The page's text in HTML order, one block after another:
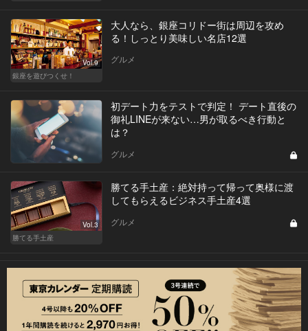
Vol.9
銀座を遊びつくせ！
大人なら、銀座コリドー街は周辺を攻め
る！しっとり美味しい名店12選
グルメ
初デート力をテストで判定！ デート直後の
御礼LINEが来ない…男が取るべき行動と
は？
グルメ
Vol.3
勝てる手土産
勝てる手土産：絶対持って帰って奥様に渡
してもらえるビジネス手土産4選
グルメ